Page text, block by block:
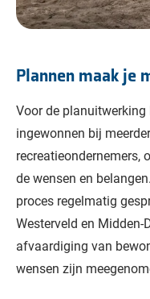
Plannen maak je
Voor de
ingewonnen bij
recreatieondernemers,
de wensen en
proces regelmatig
Westerveld en Midden-
afvaardiging van
wensen zijn